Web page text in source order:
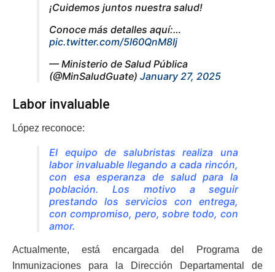
¡Cuidemos juntos nuestra salud!
Conoce más detalles aquí:…
pic.twitter.com/5I60QnM8Ij
— Ministerio de Salud Pública
(@MinSaludGuate) January 27, 2025
Labor invaluable
López reconoce:
El equipo de salubristas realiza una
labor invaluable llegando a cada rincón,
con esa esperanza de salud para la
población. Los motivo a seguir
prestando los servicios con entrega,
con compromiso, pero, sobre todo, con
amor.
Actualmente, está encargada del Programa de
Inmunizaciones para la Dirección Departamental de